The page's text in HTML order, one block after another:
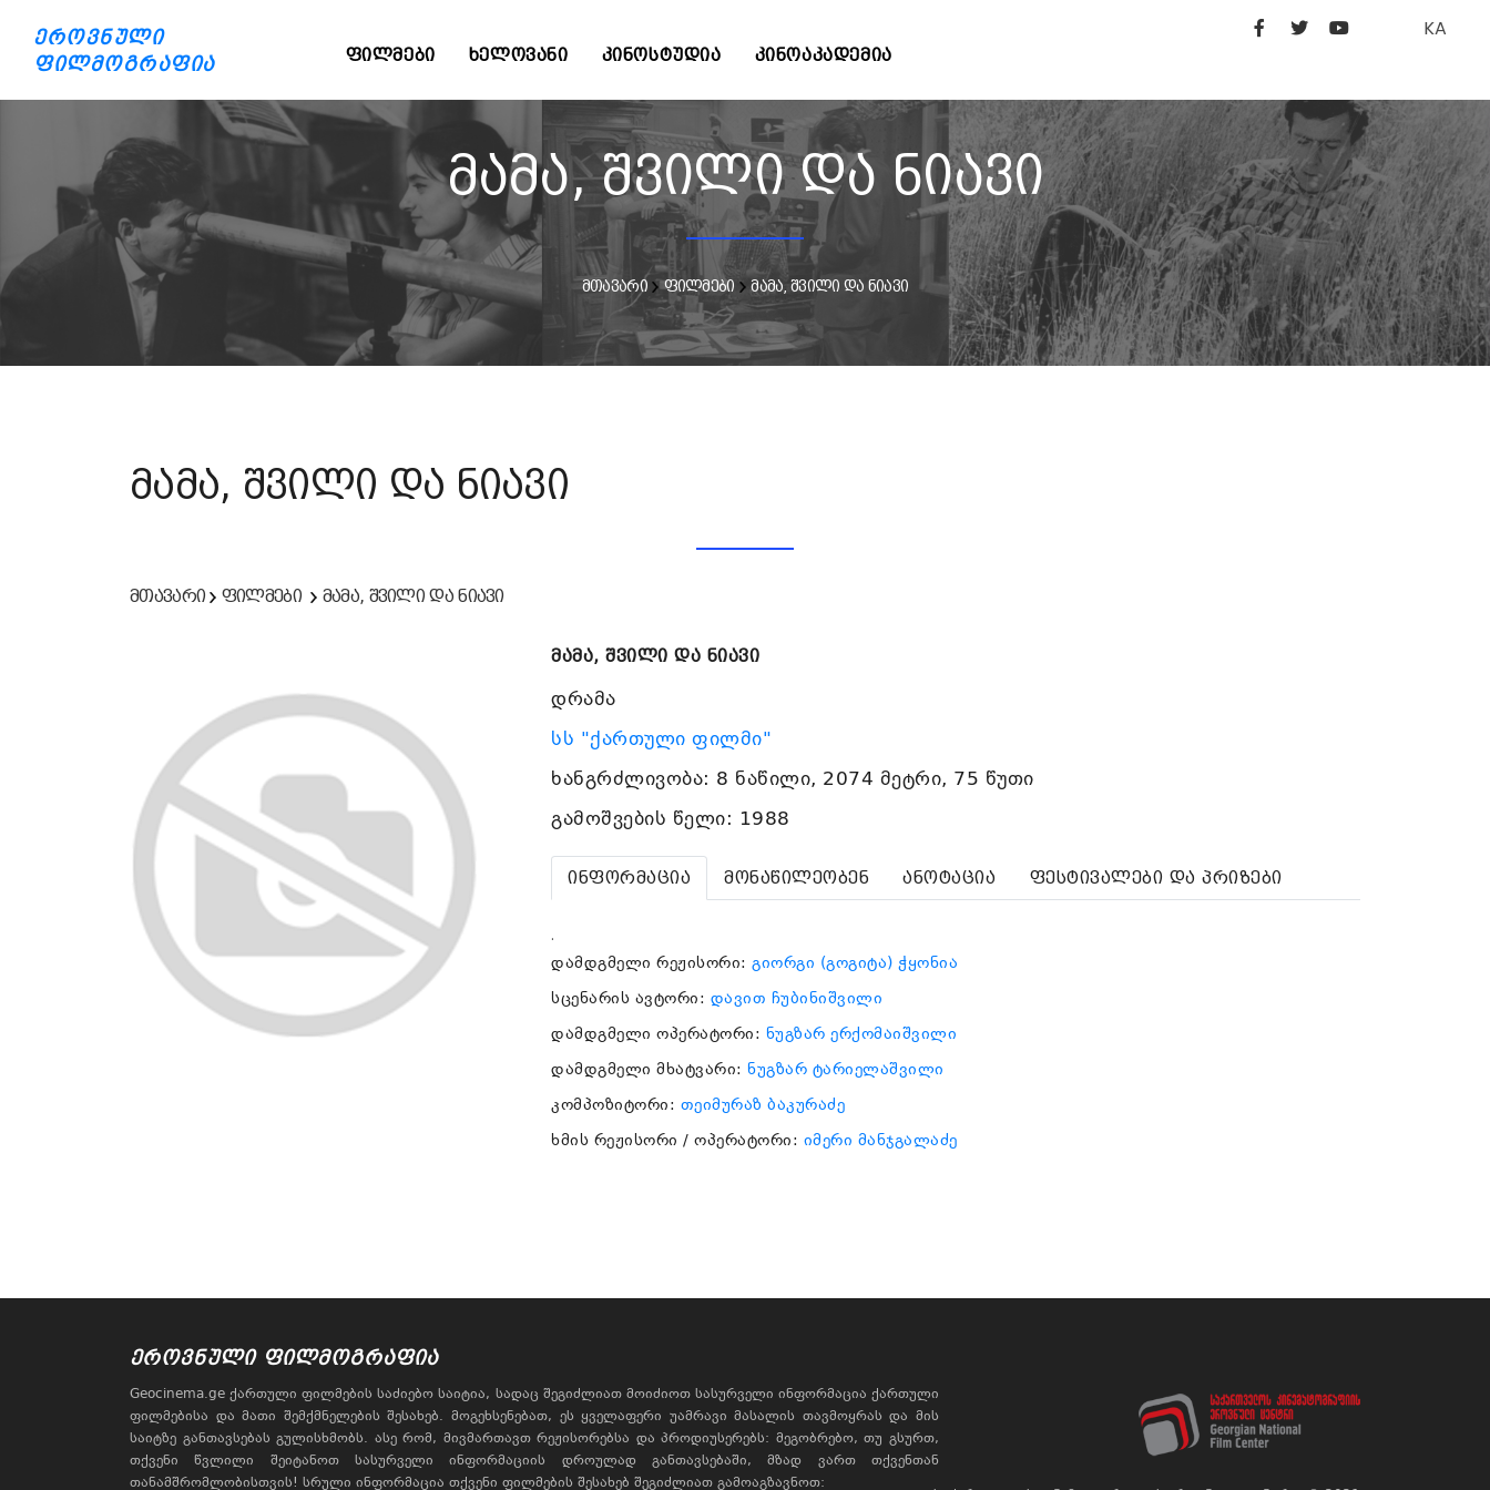
ეროვნული
ფილმოგრაფია
KA
ᲤᲘᲚᲛᲔᲑᲘ ᲮᲔᲚᲝᲕᲐᲜᲘ ᲙᲘᲜᲝᲡᲢᲣᲓᲘᲐ ᲙᲘᲜᲝᲐᲙᲐᲓᲔᲛᲘᲐ
მამა, შვილი და ნიავი
მთავარი ფილმები მამა, შვილი და ნიავი
მამა, შვილი და ნიავი
მთავარი ფილმები მამა, შვილი და ნიავი
მამა, შვილი და ნიავი
დრამა
სს "ქართული ფილმი"
ხანგრძლივობა: 8 ნაწილი, 2074 მეტრი, 75 წუთი
გამოშვების წელი: 1988
ინფორმაცია მონაწილეობენ ანოტაცია ფესტივალები და პრიზები
.
დამდგმელი რეჟისორი: გიორგი (გოგიტა) ჭყონია
სცენარის ავტორი: დავით ჩუბინიშვილი
დამდგმელი ოპერატორი: ნუგზარ ერქომაიშვილი
დამდგმელი მხატვარი: ნუგზარ ტარიელაშვილი
კომპოზიტორი: თეიმურაზ ბაკურაძე
ხმის რეჟისორი / ოპერატორი: იმერი მანჯგალაძე
ᲔᲠᲝᲕᲜᲣᲚᲘ ᲤᲘᲚᲛᲝᲒᲠᲐᲤᲘᲐ
Geocinema.ge ქართული ფილმების საძიებო საიტია, სადაც შეგიძლიათ მოიძიოთ სასურველი ინფორმაცია ქართული
ფილმებისა და მათი შემქმნელების შესახებ. მოგეხსენებათ, ეს ყველაფერი უამრავი მასალის თავმოყრას და მის
საიტზე განთავსებას გულისხმობს. ასე რომ, მივმართავთ რეჟისორებსა და პროდიუსერებს: მეგობრებო, თუ გსურთ,
თქვენი წვლილი შეიტანოთ სასურველი ინფორმაციის დროულად განთავსებაში, მზად ვართ თქვენთან
თანამშრომლობისთვის! სრული ინფორმაცია თქვენი ფილმების შესახებ შეგიძლიათ გამოაგზავნოთ: